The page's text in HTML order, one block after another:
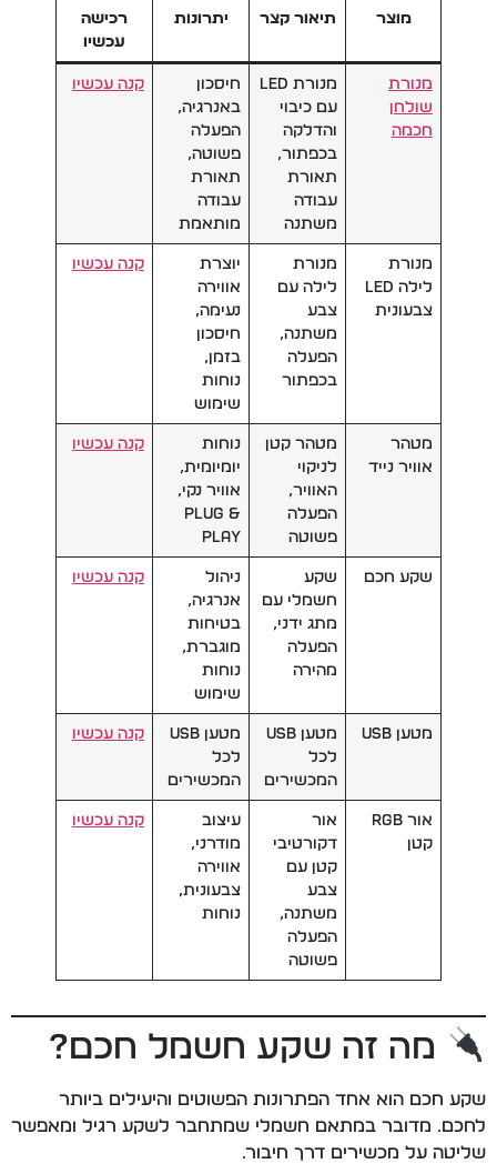
מוצר תיאור קצר יתרונות
רכישה
עכשיו
מנורת
שולחן
חכמה
מנורת LED
עם כיבוי
והדלקה
בכפתור,
תאורת
עבודה
משתנה
חיסכון
באנרגיה,
הפעלה
פשוטה,
תאורת
עבודה
מותאמת
קנה עכשיו
מנורת
לילה LED
צבעונית
מנורת
לילה עם
צבע
משתנה,
הפעלה
בכפתור
יוצרת
אווירה
נעימה,
חיסכון
בזמן,
נוחות
שימוש
קנהעכשיו
מטהר
אוויר נייד
מטהר קטן
לניקוי
האוויר,
הפעלה
פשוטה
נוחות
יומיומית,
אוויר נקי,
Plug &
Play
קנה עכשיו
שקע חכם
שקע
חשמלי עם
מתג ידני,
הפעלה
מהירה
ניהול
אנרגיה,
בטיחות
מוגברת,
נוחות
שימוש
קנה עכשיו
מטען USB
מטען USB
לכל
המכשירים
מטען USB
לכל
המכשירים
קנה עכשיו
אור RGB
קטן
אור
דקורטיבי
קטן עם
צבע
משתנה,
הפעלה
פשוטה
עיצוב
מודרני,
אווירה
צבעונית,
נוחות
קנה עכשיו
מה זה שקע חשמל חכם?
שקע חכם הוא אחד הפתרונות הפשוטים והיעילים ביותר
לחכם. מדובר במתאם חשמלי שמתחבר לשקע רגיל ומאפשר
שליטה על מכשירים דרך חיבור.